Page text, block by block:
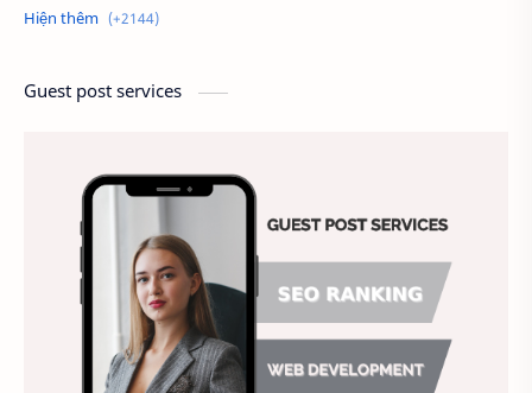
Alien Alternative
Ảnh nền chuẩn HD Ảnh nền đẹp
Ảnh nền sinh nhật
Animal Ankle boots Antarctic
Antibodies against Covid-19 Antiquarian
Guest post services